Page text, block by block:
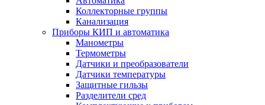
Коллекторные группы
Канализация
Приборы КИП и автоматика
Манометры
Термометры
Датчики и преобразователи
Датчики температуры
Защитные гильзы
Разделители сред